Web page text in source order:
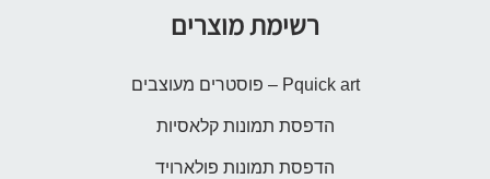
רשימת מוצרים
Pquick art – פוסטרים מעוצבים
הדפסת תמונות קלאסיות
הדפסת תמונות פולארויד